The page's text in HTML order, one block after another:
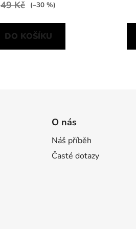
49 Kč (–30 %)
DO KOŠÍKU
O nás
Náš příběh
Časté dotazy